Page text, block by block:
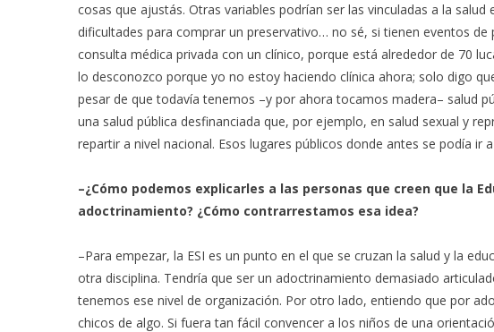
cosas que ajustás. Otras variables podrían ser las vinculadas a la
dificultades para comprar un preservativo… no sé, si tienen eventos
consulta médica privada con un clínico, porque está alrededor de 70
lo desconozco porque yo no estoy haciendo clínica ahora; solo digo
pesar de que todavía tenemos –y por ahora tocamos madera– salud
una salud pública desfinanciada que, por ejemplo, en salud sexual y
repartir a nivel nacional. Esos lugares públicos donde antes se podía ir
–¿Cómo podemos explicarles a las personas que creen que la
adoctrinamiento? ¿Cómo contrarrestamos esa idea?
–Para empezar, la ESI es un punto en el que se cruzan la salud y la
otra disciplina. Tendría que ser un adoctrinamiento demasiado
tenemos ese nivel de organización. Por otro lado, entiendo que por
chicos de algo. Si fuera tan fácil convencer a los niños de una